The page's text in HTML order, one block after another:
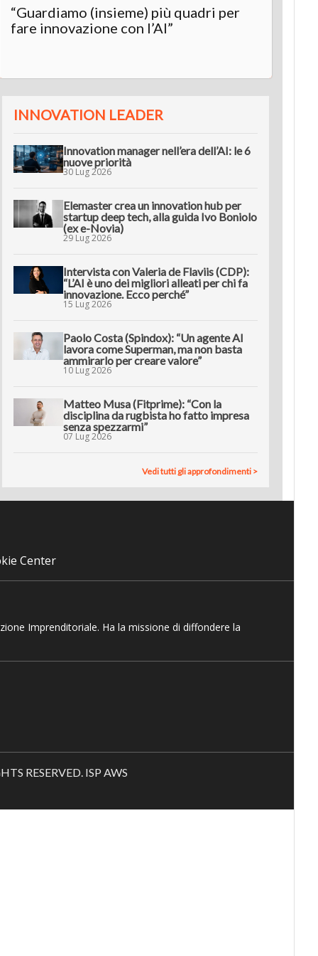
“Guardiamo (insieme) più quadri per
fare innovazione con l’AI”
INNOVATION LEADER
Innovation manager nell’era dell’AI: le 6
nuove priorità
30 Lug 2026
Elemaster crea un innovation hub per
startup deep tech, alla guida Ivo Boniolo
(ex e-Novia)
29 Lug 2026
Intervista con Valeria de Flaviis (CDP):
“L’AI è uno dei migliori alleati per chi fa
innovazione. Ecco perché”
15 Lug 2026
Paolo Costa (Spindox): “Un agente AI
lavora come Superman, ma non basta
ammirarlo per creare valore”
10 Lug 2026
Matteo Musa (Fitprime): “Con la
disciplina da rugbista ho fatto impresa
senza spezzarmi”
07 Lug 2026
Vedi tutti gli approfondimenti >
Center
Imprenditoriale. Ha la missione di diffondere la
RESERVED. ISP AWS